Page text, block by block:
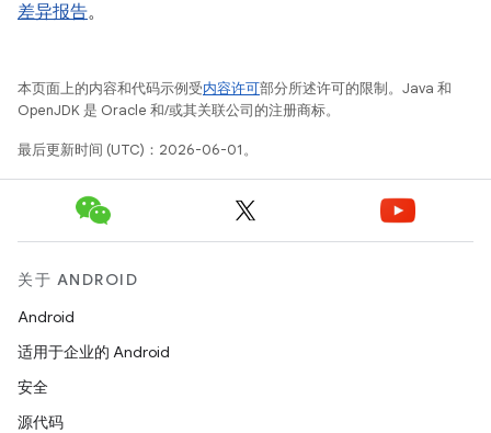
差异报告。
本页面上的内容和代码示例受内容许可部分所述许可的限制。Java 和
OpenJDK 是 Oracle 和/或其关联公司的注册商标。
最后更新时间 (UTC)：2026-06-01。
关于 ANDROID
Android
适用于企业的 Android
安全
源代码